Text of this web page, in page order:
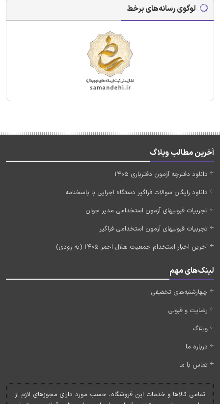
لوگوی رسانه‌های برخط
آخرین مطالب وبلاگ
دانلود دفترچه آزمون دفتریاری 1405
دانلود رایگان سوالات فراگیر دستگاه اجرایی با پاسخنامه
تجربیات قبولیهای آزمون استخدامی مدیر جوان
تجربیات قبولیهای آزمون استخدامی فراگیر
آخرین اخبار استخدام جمعیت هلال احمر 1405 (به زودی)
لینک‌های مهم
چهارشنبه‌های تخفیفی
رضایت و قبولی
وبلاگ
درباره ما
تماس با ما
تمامی کالاها و خدمات اين فروشگاه، حسب مورد دارای مجوزهای لازم از